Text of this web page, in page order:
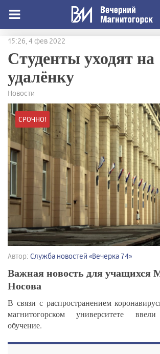
15:26, 4 фев 2022
Студенты уходят на
удалёнку
Новости
СРОЧНО!
Автор: Служба новостей «Вечерка 74»
Важная новость для
Носова
В связи с распространением
магнитогорском университете
обучение.